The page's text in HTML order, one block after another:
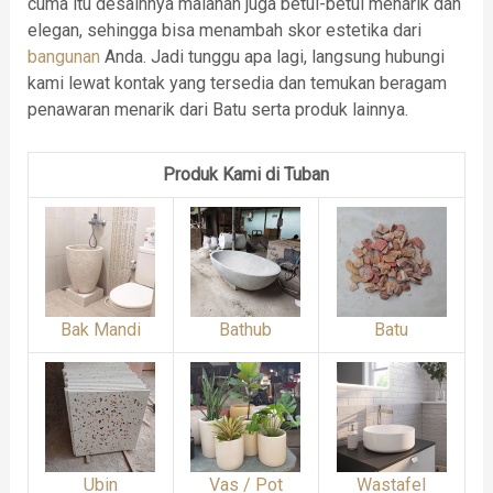
elegan, sehingga bisa menambah skor estetika dari
bangunan Anda. Jadi tunggu apa lagi, langsung hubungi
kami lewat kontak yang tersedia dan temukan beragam
penawaran menarik dari Batu serta produk lainnya.
Produk Kami di Tuban
Bak Mandi Bathub Batu
Ubin Vas / Pot Wastafel